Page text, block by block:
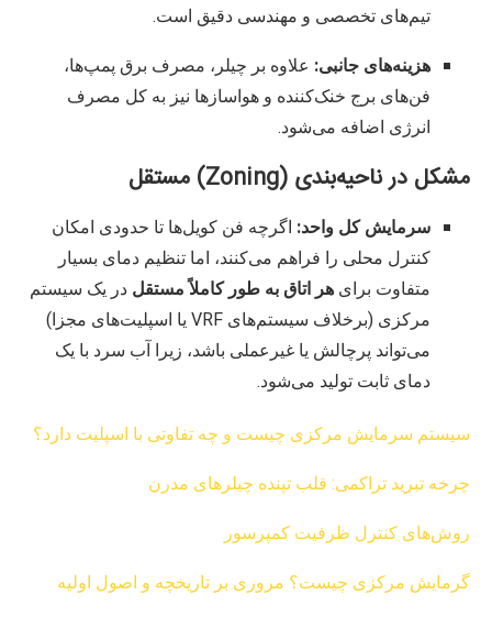
تیم‌های تخصصی و مهندسی دقیق است.
هزینه‌های جانبی: علاوه بر چیلر، مصرف برق پمپ‌ها،
فن‌های برج خنک‌کننده و هواسازها نیز به کل مصرف
انرژی اضافه می‌شود.
مشکل در ناحیه‌بندی (Zoning) مستقل
سرمایش کل واحد: اگرچه فن کویل‌ها تا حدودی امکان
کنترل محلی را فراهم می‌کنند، اما تنظیم دمای بسیار
متفاوت برای هر اتاق به طور کاملاً مستقل در یک سیستم
مرکزی (برخلاف سیستم‌های VRF یا اسپلیت‌های مجزا)
می‌تواند پرچالش یا غیرعملی باشد، زیرا آب سرد با یک
دمای ثابت تولید می‌شود.
سیستم سرمایش مرکزی چیست و چه تفاوتی با اسپلیت دارد؟
چرخه تبرید تراکمی: قلب تپنده چیلرهای مدرن
روش‌های کنترل ظرفیت کمپرسور
گرمایش مرکزی چیست؟ مروری بر تاریخچه و اصول اولیه